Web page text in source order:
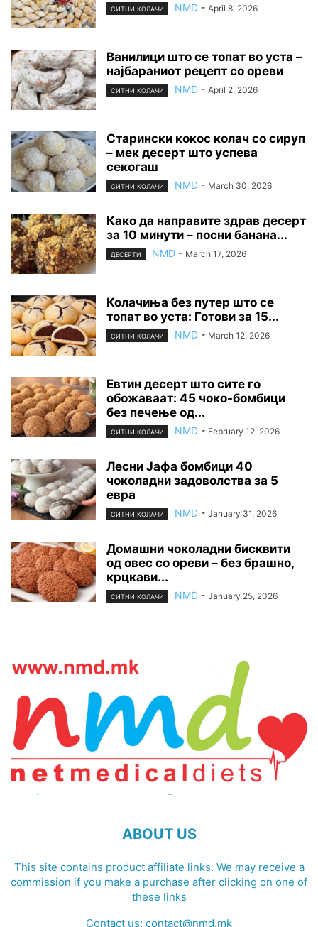
СИТНИ КОЛАЧИ NMD - April 8, 2026
Ванилици што се топат во уста –
најбараниот рецепт со ореви
СИТНИ КОЛАЧИ NMD - April 2, 2026
Старински кокос колач со сируп
– мек десерт што успева
секогаш
СИТНИ КОЛАЧИ NMD - March 30, 2026
Како да направите здрав десерт
за 10 минути – посни банана...
ДЕСЕРТИ NMD - March 17, 2026
Колачиња без путер што се
топат во уста: Готови за 15...
СИТНИ КОЛАЧИ NMD - March 12, 2026
Евтин десерт што сите го
обожаваат: 45 чоко-бомбици
без печење од...
СИТНИ КОЛАЧИ NMD - February 12, 2026
Лесни Јафа бомбици 40
чоколадни задоволства за 5
евра
СИТНИ КОЛАЧИ NMD - January 31, 2026
Домашни чоколадни бисквити
од овес со ореви – без брашно,
крцкави...
СИТНИ КОЛАЧИ NMD - January 25, 2026
ABOUT US
This site contains product affiliate links. We may receive a
commission if you make a purchase after clicking on one of
these links
Contact us: contact@nmd.mk